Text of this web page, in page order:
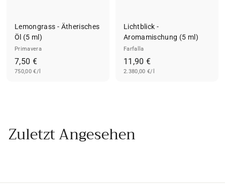
Lemongrass - Ätherisches
Öl (5 ml)
Primavera
7,50 €7
,
750,00 €/l
Lichtblick -
Aromamischung (5 ml)
Farfalla
11,90 €1
1
2.380,00 €/l
Zuletzt Angesehen